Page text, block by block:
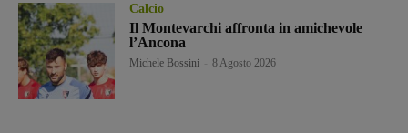
Calcio
Il Montevarchi affronta in amichevole
l’Ancona
Michele Bossini 8 Agosto 2026